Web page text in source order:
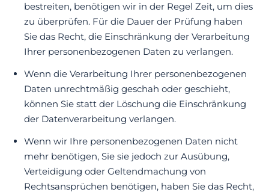
bestreiten, benötigen wir in der Regel Zeit, um dies
zu überprüfen. Für die Dauer der Prüfung haben
Sie das Recht, die Einschränkung der Verarbeitung
Ihrer personenbezogenen Daten zu verlangen.
Wenn die Verarbeitung Ihrer personenbezogenen
Daten unrechtmäßig geschah oder geschieht,
können Sie statt der Löschung die Einschränkung
der Datenverarbeitung verlangen.
Wenn wir Ihre personenbezogenen Daten nicht
mehr benötigen, Sie sie jedoch zur Ausübung,
Verteidigung oder Geltendmachung von
Rechtsansprüchen benötigen, haben Sie das Recht,